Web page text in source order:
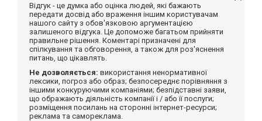
Відгук - це думка або оцінка людей, які бажають
передати досвід або враження іншим користувачам
нашого сайту з обов'язковою аргументацією
залишеного відгука. Це допоможе багатьом прийняти
правильне рішення. Коментарі призначені для
спілкування та обговорення, а також для роз'яснення
питань, що цікавлять.
Не дозволяється: використання ненормативної
лексики, погроз або образ; безпосереднє порівняння з
іншими конкуруючими компаніями; безпідставні заяви,
що ображають діяльність компанії і / або її послуги;
розміщення посилань на сторонні інтернет-ресурси;
реклама та самореклама.